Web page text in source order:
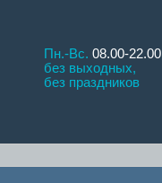
Пн.-Вс. 08.00-22.00
без выходных,
без праздников